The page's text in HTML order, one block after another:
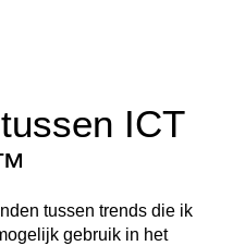
ICT
tussen trends die ik
gebruik in het